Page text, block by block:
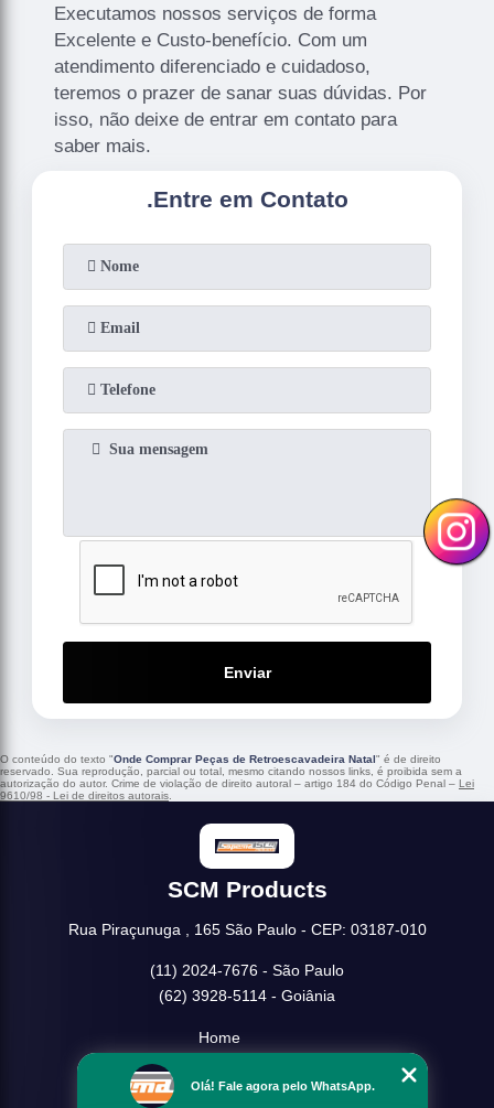
Executamos nossos serviços de forma
Excelente e Custo-benefício. Com um
atendimento diferenciado e cuidadoso,
teremos o prazer de sanar suas dúvidas. Por
isso, não deixe de entrar em contato para
saber mais.
.Entre em Contato
Enviar
O conteúdo do texto "Onde Comprar Peças de Retroescavadeira Natal" é de direito
reservado. Sua reprodução, parcial ou total, mesmo citando nossos links, é proibida sem a
autorização do autor. Crime de violação de direito autoral – artigo 184 do Código Penal – Lei
9610/98 - Lei de direitos autorais.
SCM Products
Rua Piraçunuga , 165 São Paulo - CEP: 03187-010
(11) 2024-7676 - São Paulo
(62) 3928-5114 - Goiânia
Home
Missão
Olá! Fale agora pelo WhatsApp.